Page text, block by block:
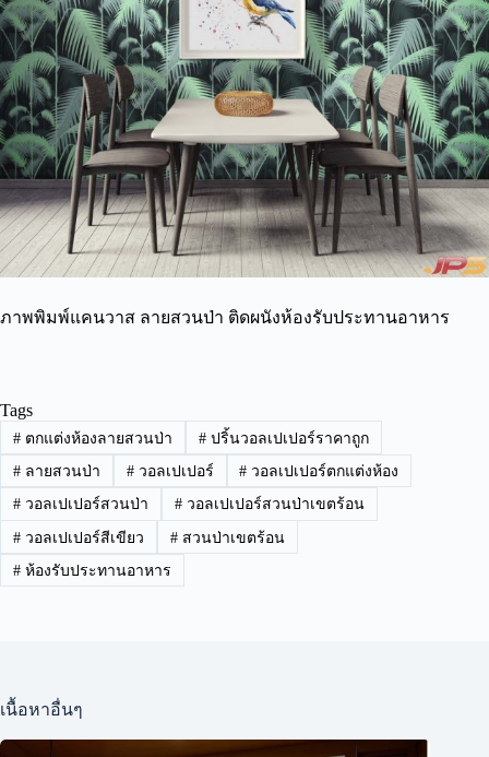
ภาพพิมพ์แคนวาส ลายสวนป่า ติดผนังห้องรับประทานอาหาร
Tags
#ตกแต่งห้องลายสวนป่า #ปริ้นวอลเปเปอร์ราคาถูก
#ลายสวนป่า #วอลเปเปอร์ # วอลเปเปอร์ตกแต่งห้อง
#วอลเปเปอร์สวนป่า #วอลเปเปอร์สวนป่าเขตร้อน
#วอลเปเปอร์สีเขียว #สวนป่าเขตร้อน
#ห้องรับประทานอาหาร
เนื้อหาอื่นๆ